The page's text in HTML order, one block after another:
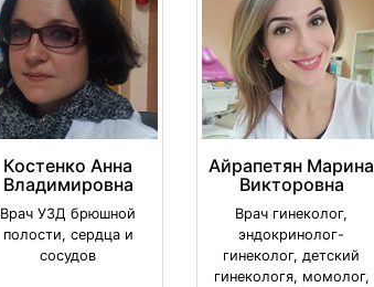
Костенко Анна
Владимировна
Врач УЗД брюшной
полости, сердца и
сосудов
Айрапетян Марина
Викторовна
Врач гинеколог,
эндокринолог-
гинеколог, детский
гинекологя, момолог,